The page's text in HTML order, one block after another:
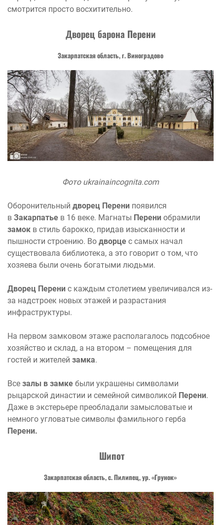
смотрится просто восхитительно.
Дворец барона Перени
Закарпатская область, г. Виноградово
Фото ukrainaincognita.com
Оборонительный дворец Перени появился
в Закарпатье в 16 веке. Магнаты Перени обрамили
замок в стиль барокко, придав изысканности и
пышности строению. Во дворце с самых начал
существовала библиотека, а это говорит о том, что
хозяева были очень богатыми людьми.
Дворец Перени с каждым столетием увеличивался из-
за надстроек новых этажей и разрастания
инфраструктуры.
На первом замковом этаже располагалось подсобное
хозяйство и склад, а на втором – помещения для
гостей и жителей замка.
Все залы в замке были украшены символами
рыцарской династии и семейной символикой Перени.
Даже в экстерьере преобладали замысловатые и
немного угловатые символы фамильного герба
Перени.
Шипот
Закарпатская область, с. Пилипец, ур. «Грунок»